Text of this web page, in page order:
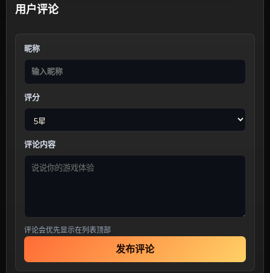
用户评论
昵称
评分
评论内容
评论会优先显示在列表顶部
发布评论